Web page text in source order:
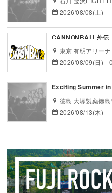
2026/08/08(土)
CANNONBALL外伝
東京 有明アリーナ
2026/08/09(日) -
Exciting Summer in
徳島 大塚製薬徳
2026/08/13(木)